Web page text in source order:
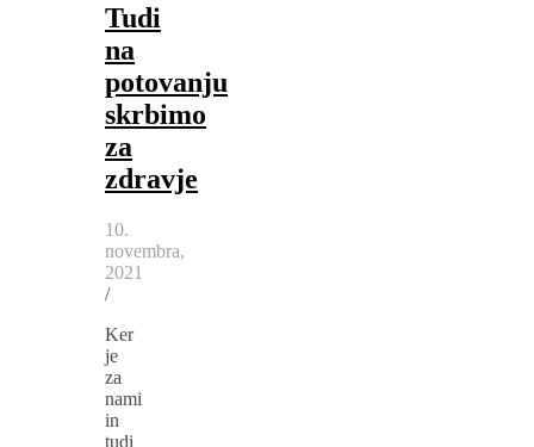
Tudi
na
potovanju
skrbimo
za
zdravje
10.
novembra,
2021
/
Ker
je
za
nami
in
tudi